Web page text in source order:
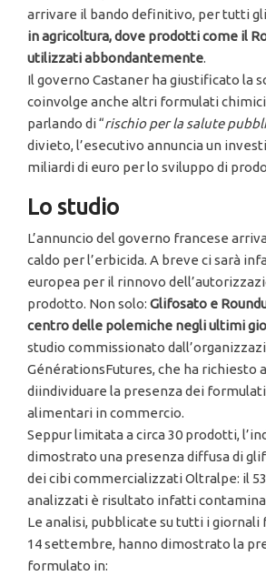
arrivare il bando definitivo, per tutti gli
in agricoltura, dove prodotti come il
utilizzati abbondantemente.
Il governo Castaner ha giustificato la
coinvolge anche altri formulati
parlando di “rischio per la salute
divieto, l’esecutivo annuncia un
miliardi di euro per lo sviluppo di
Lo studio
L’annuncio del governo francese
caldo per l’erbicida. A breve ci sarà
europea per il rinnovo
prodotto. Non solo: Glifosato e
centro delle polemiche negli ultimi
studio commissionato
GénérationsFutures, che ha richiesto
diindividuare la presenza dei
alimentari in commercio.
Seppur limitata a circa 30 prodotti,
dimostrato una presenza diffusa di
dei cibi commercializzati Oltralpe: il
analizzati è risultato infatti
Le analisi, pubblicate su tutti i giornali
14 settembre, hanno dimostrato la
formulato in: